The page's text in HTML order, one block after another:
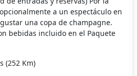
a un espectáculo en
una copa de champagne.
bebidas incluido en el Paquete
(252 Km)